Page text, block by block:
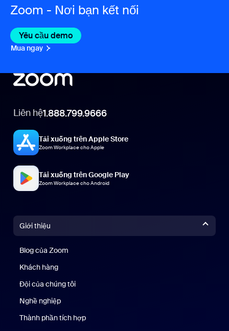
Zoom - Nơi bạn kết nối
Yêu cầu demo
Mua ngay
Liên hệ1.888.799.9666
Tải xuống trên Apple Store
Zoom Workplace cho Apple
Tải xuống trên Google Play
Zoom Workplace cho Android
Giới thiệu
Blog của Zoom
Khách hàng
Đội của chúng tôi
Nghề nghiệp
Thành phần tích hợp